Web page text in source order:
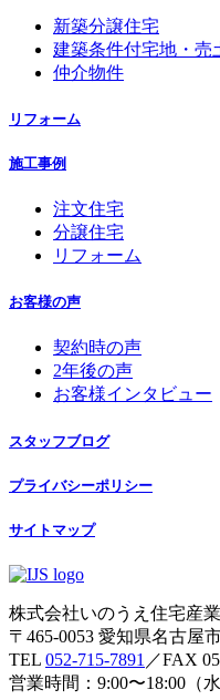
新築分譲住宅
建築条件付宅地・売
仲介物件
リフォーム
施工事例
注文住宅
分譲住宅
リフォーム
お客様の声
契約時の声
2年後の声
お客様インタビュー
スタッフブログ
プライバシーポリシー
サイトマップ
株式会社いのうえ住宅産業
〒465-0053 愛知県名古屋
TEL 052-715-7891 ／FAX
営業時間：9:00〜18:00（